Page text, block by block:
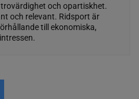
och opartiskhet.
och relevant. Ridsport är
till ekonomiska,